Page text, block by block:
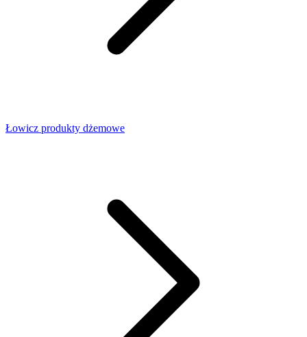
Łowicz produkty dżemowe